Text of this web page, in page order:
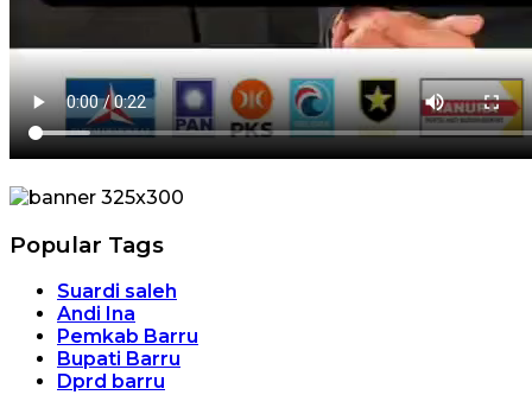
Popular Tags
Suardi saleh
Andi Ina
Pemkab Barru
Bupati Barru
Dprd barru